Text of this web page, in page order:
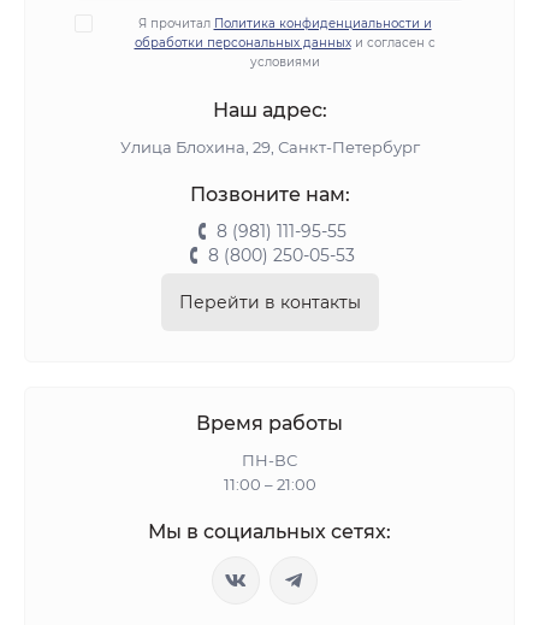
Я прочитал Политика конфиденциальности и
обработки персональных данныхи согласен с
условиями
Наш адрес:
Улица Блохина, 29, Санкт-Петербург
Позвоните нам:
8 (981) 111-95-55
8 (800) 250-05-53
Перейти в контакты
Время работы
ПН-ВС
11:00 – 21:00
Мы в социальных сетях: